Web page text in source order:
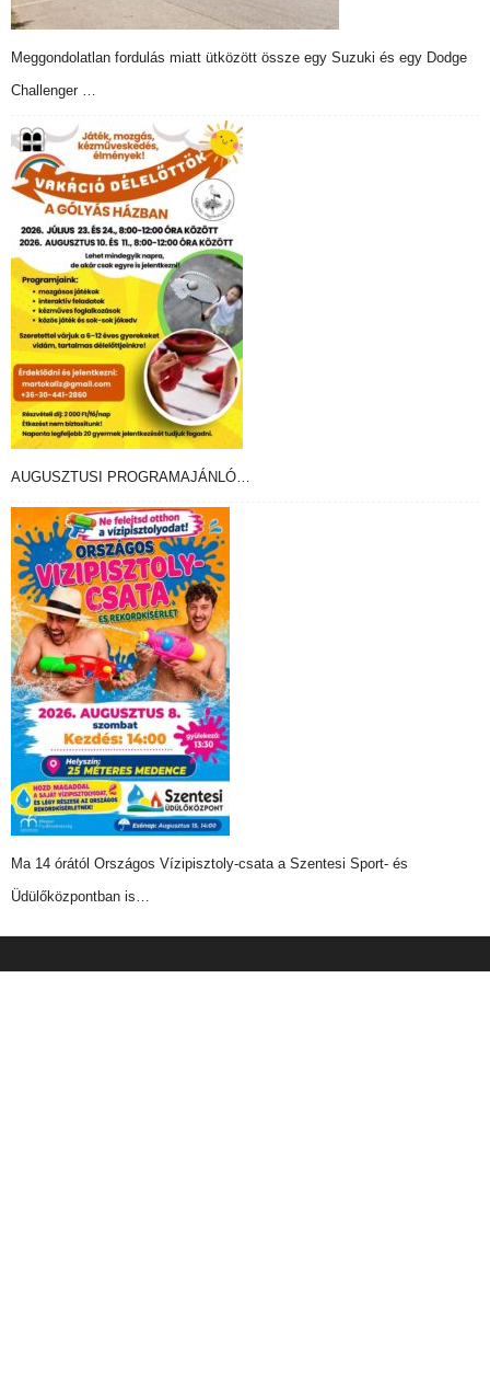
Meggondolatlan fordulás miatt ütközött össze egy Suzuki és egy Dodge
Challenger …
AUGUSZTUSI PROGRAMAJÁNLÓ…
Ma 14 órától Országos Vízipisztoly-csata a Szentesi Sport- és
Üdülőközpontban is…